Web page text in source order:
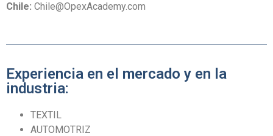
Chile: Chile@OpexAcademy.com
Experiencia en el mercado y en la
industria:
TEXTIL
AUTOMOTRIZ